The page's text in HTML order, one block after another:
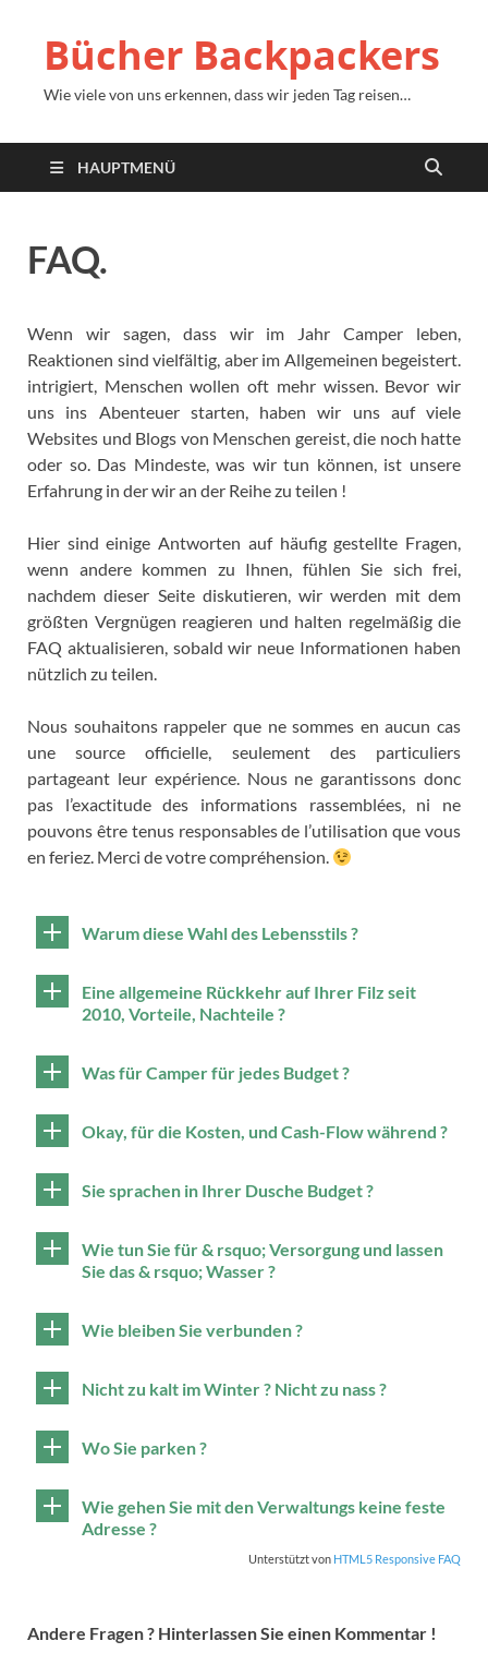
Bücher Backpackers
Wie viele von uns erkennen, dass wir jeden Tag reisen…
HAUPTMENÜ
FAQ.
Wenn wir sagen, dass wir im Jahr Camper leben,
Reaktionen sind vielfältig, aber im Allgemeinen begeistert.
intrigiert, Menschen wollen oft mehr wissen. Bevor wir
uns ins Abenteuer starten, haben wir uns auf viele
Websites und Blogs von Menschen gereist, die noch hatte
oder so. Das Mindeste, was wir tun können, ist unsere
Erfahrung in der wir an der Reihe zu teilen !
Hier sind einige Antworten auf häufig gestellte Fragen,
wenn andere kommen zu Ihnen, fühlen Sie sich frei,
nachdem dieser Seite diskutieren, wir werden mit dem
größten Vergnügen reagieren und halten regelmäßig die
FAQ aktualisieren, sobald wir neue Informationen haben
nützlich zu teilen.
Nous souhaitons rappeler que ne sommes en aucun cas
une source officielle, seulement des particuliers
partageant leur expérience. Nous ne garantissons donc
pas l’exactitude des informations rassemblées, ni ne
pouvons être tenus responsables de l’utilisation que vous
en feriez. Merci de votre compréhension.
Warum diese Wahl des Lebensstils ?
Eine allgemeine Rückkehr auf Ihrer Filz seit
2010, Vorteile, Nachteile ?
Was für Camper für jedes Budget ?
Okay, für die Kosten, und Cash-Flow während ?
Sie sprachen in Ihrer Dusche Budget ?
Wie tun Sie für & rsquo; Versorgung und lassen
Sie das & rsquo; Wasser ?
Wie bleiben Sie verbunden ?
Nicht zu kalt im Winter ? Nicht zu nass ?
Wo Sie parken ?
Wie gehen Sie mit den Verwaltungs keine feste
Adresse ?
Unterstützt von HTML5 Responsive FAQ
Andere Fragen ? Hinterlassen Sie einen Kommentar !